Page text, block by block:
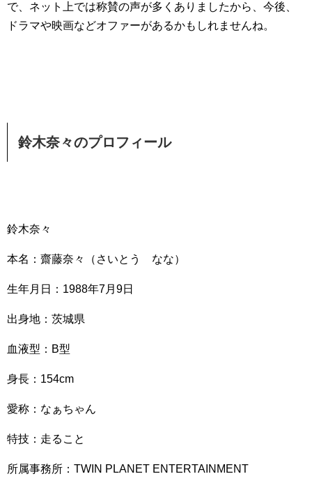
で、ネット上では称賛の声が多くありましたから、今後、
ドラマや映画などオファーがあるかもしれませんね。
鈴木奈々のプロフィール
鈴木奈々
本名：齋藤奈々（さいとう なな）
生年月日：1988年7月9日
出身地：茨城県
血液型：B型
身長：154cm
愛称：なぁちゃん
特技：走ること
所属事務所：TWIN PLANET ENTERTAINMENT